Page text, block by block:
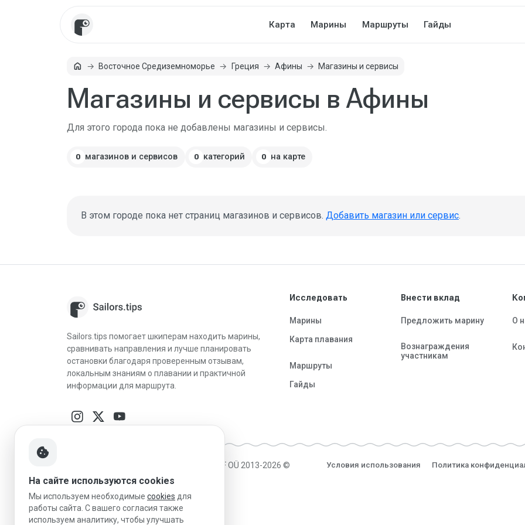
Карта Марины Маршруты Гайды
homeГлавнаяВосточное Средиземноморье Греция Афины Магазины и сервисы
Магазины и сервисы в Афины
Для этого города пока не добавлены магазины и сервисы.
0 магазинов и сервисов 0 категорий 0 на карте
В этом городе пока нет страниц магазинов и сервисов. Добавить магазин или сервис.
Sailors.tips помогает шкиперам находить марины,
сравнивать направления и лучше планировать
остановки благодаря проверенным отзывам,
локальным знаниям о плавании и практичной
информации для маршрута.
Исследовать
Марины
Карта плавания
Маршруты
Гайды
Внести вклад
Предложить марину
Вознаграждения
участникам
О
Работает на MESF OÜ 2013-2026 © Условия использования Политика
cookie
На сайте используются cookies
Мы используем необходимые cookies для
работы сайта. С вашего согласия также
используем аналитику, чтобы улучшать